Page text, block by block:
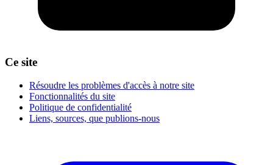
Ce site
Résoudre les problèmes d'accès à notre site
Fonctionnalités du site
Politique de confidentialité
Liens, sources, que publions-nous